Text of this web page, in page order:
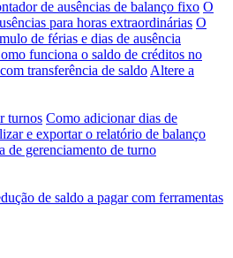
de ausências de balanço fixo O
para horas extraordinárias O
de férias e dias de ausência
funciona o saldo de créditos no
transferência de saldo Altere a
turnos Como adicionar dias de
e exportar o relatório de balanço
de gerenciamento de turno
de saldo a pagar com ferramentas